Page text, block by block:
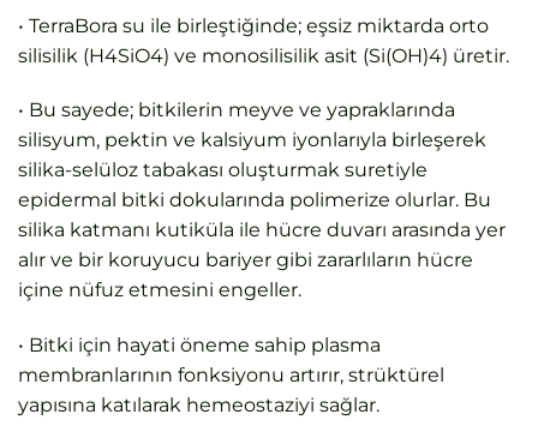
• TerraBora su ile birleştiğinde; eşsiz miktarda orto
silisilik (H4SiO4) ve monosilisilik asit (Si(OH)4) üretir.
• Bu sayede; bitkilerin meyve ve yapraklarında
silisyum, pektin ve kalsiyum iyonlarıyla birleşerek
silika-selüloz tabakası oluşturmak suretiyle
epidermal bitki dokularında polimerize olurlar. Bu
silika katmanı kutiküla ile hücre duvarı arasında yer
alır ve bir koruyucu bariyer gibi zararlıların hücre
içine nüfuz etmesini engeller.
• Bitki için hayati öneme sahip plasma
membranlarının fonksiyonu artırır, strüktürel
yapısına katılarak hemeostaziyi sağlar.